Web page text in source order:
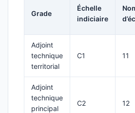
Grade
Échelle
indiciaire
Adjoint
technique
territorial
C1 11
Adjoint
technique
principal
C2 12